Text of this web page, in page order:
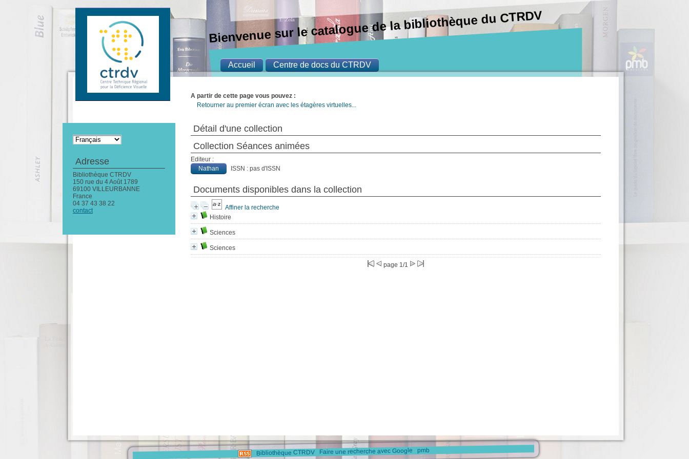
A partir de cette page vous pouvez :
Retourner au premier écran avec les étagères virtuelles...
Détail d'une collection
Collection Séances animées
Editeur :
Nathan
ISSN : pas d'ISSN
Documents disponibles dans la collection
Affiner la recherche
Histoire
Sciences
Sciences
page 1/1
Bibliothèque CTRDV Faire une recherche avec Google pmb
Bienvenue sur le catalogue de la bibliothèque du CTRDV
Accueil Centre de docs du CTRDV
Adresse
Bibliothèque CTRDV
150 rue du 4 Août 1789
69100 VILLEURBANNE
France
04 37 43 38 22
contact